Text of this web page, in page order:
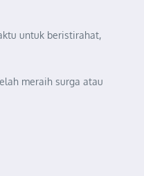
untuk beristirahat,
meraih surga atau